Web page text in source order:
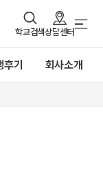
학교검색상담센터
후기 회사소개